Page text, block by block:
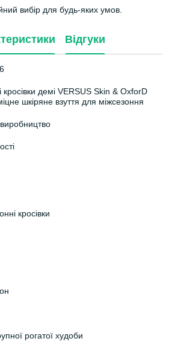
вибір для будь-яких умов.
Відгуки
кросівки демі VERSUS Skin & OxforD
шкіряне взуття для міжсезоння
кросівки
рогатої худоби